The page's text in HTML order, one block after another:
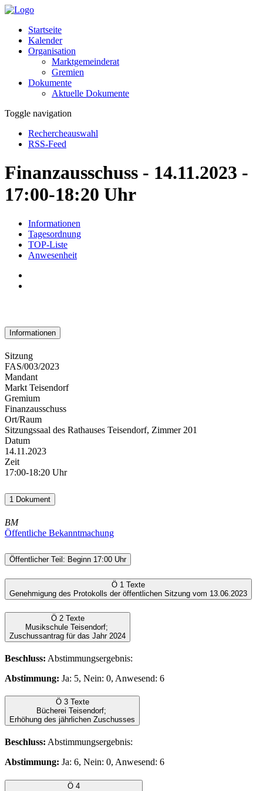
Startseite
Kalender
Organisation
Marktgemeinderat
Gremien
Dokumente
Aktuelle Dokumente
Toggle navigation
Rechercheauswahl
RSS-Feed
Finanzausschuss - 14.11.2023 -
17:00-18:20 Uhr
Informationen
Tagesordnung
TOP-Liste
Anwesenheit
Informationen
Sitzung
FAS/003/2023
Mandant
Markt Teisendorf
Gremium
Finanzausschuss
Ort/Raum
Sitzungssaal des Rathauses Teisendorf, Zimmer 201
Datum
14.11.2023
Zeit
17:00-18:20 Uhr
1 Dokument
BM
Öffentliche Bekanntmachung
Öffentlicher Teil: Beginn 17:00 Uhr
Ö 1 Texte
Genehmigung des Protokolls der öffentlichen Sitzung vom 13.06.2023
Ö 2 Texte
Musikschule Teisendorf;
Zuschussantrag für das Jahr 2024
Beschluss: Abstimmungsergebnis:
Abstimmung: Ja: 5, Nein: 0, Anwesend: 6
Ö 3 Texte
Bücherei Teisendorf;
Erhöhung des jährlichen Zuschusses
Beschluss: Abstimmungsergebnis:
Abstimmung: Ja: 6, Nein: 0, Anwesend: 6
Ö 4